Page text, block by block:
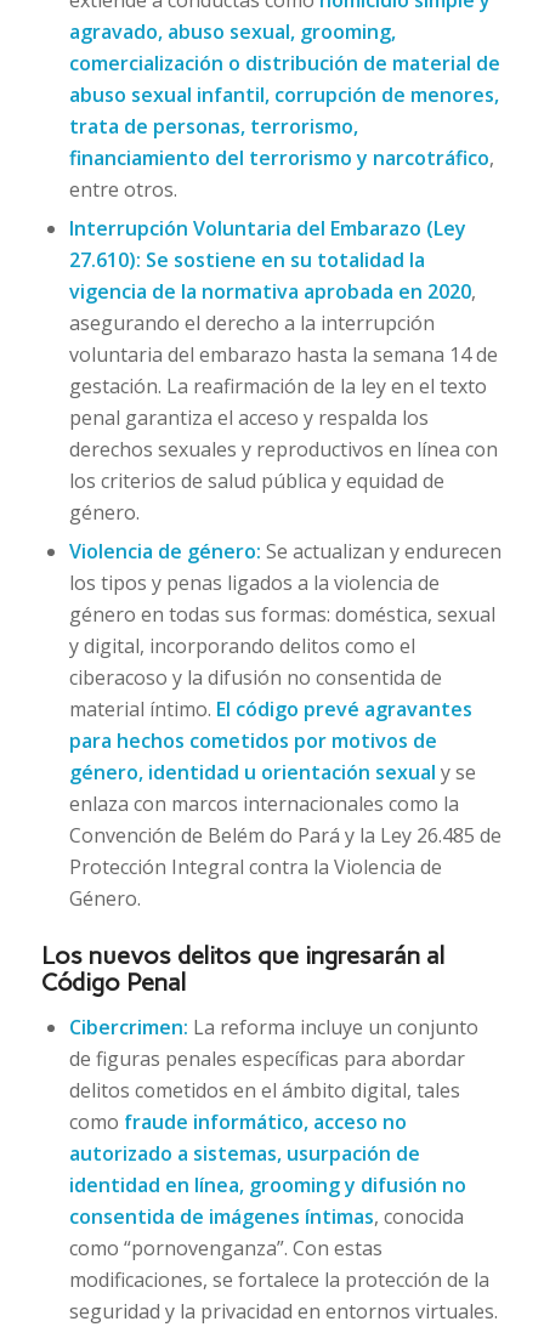
agravado, abuso sexual, grooming,
comercialización o distribución de material de
abuso sexual infantil, corrupción de menores,
trata de personas, terrorismo,
financiamiento del terrorismo y narcotráfico,
entre otros.
Interrupción Voluntaria del Embarazo (Ley
27.610): Se sostiene en su totalidad la
vigencia de la normativa aprobada en 2020,
asegurando el derecho a la interrupción
voluntaria del embarazo hasta la semana 14 de
gestación. La reafirmación de la ley en el texto
penal garantiza el acceso y respalda los
derechos sexuales y reproductivos en línea con
los criterios de salud pública y equidad de
género.
Violencia de género: Se actualizan y endurecen
los tipos y penas ligados a la violencia de
género en todas sus formas: doméstica, sexual
y digital, incorporando delitos como el
ciberacoso y la difusión no consentida de
material íntimo. El código prevé agravantes
para hechos cometidos por motivos de
género, identidad u orientación sexual y se
enlaza con marcos internacionales como la
Convención de Belém do Pará y la Ley 26.485 de
Protección Integral contra la Violencia de
Género.
Los nuevos delitos que ingresarán al
Código Penal
Cibercrimen: La reforma incluye un conjunto
de figuras penales específicas para abordar
delitos cometidos en el ámbito digital, tales
como fraude informático, acceso no
autorizado a sistemas, usurpación de
identidad en línea, grooming y difusión no
consentida de imágenes íntimas, conocida
como “pornovenganza”. Con estas
modificaciones, se fortalece la protección de la
seguridad y la privacidad en entornos virtuales.